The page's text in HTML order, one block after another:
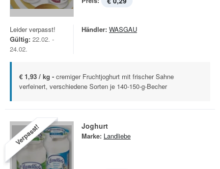
Leider verpasst!
Gültig: 22.02. -
24.02.
Händler: WASGAU
€ 1,93 / kg - cremiger Fruchtjoghurt mit frischer Sahne
verfeinert, verschiedene Sorten je 140-150-g-Becher
Verpasst! Joghurt
Marke: Landliebe